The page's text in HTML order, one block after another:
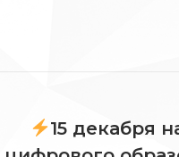
15 декабря